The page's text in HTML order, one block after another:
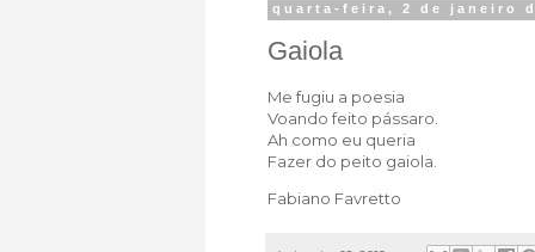
quarta-feira, 2 de janeiro
Gaiola
Me fugiu a poesia
Voando feito pássaro.
Ah como eu queria
Fazer do peito gaiola.
Fabiano Favretto